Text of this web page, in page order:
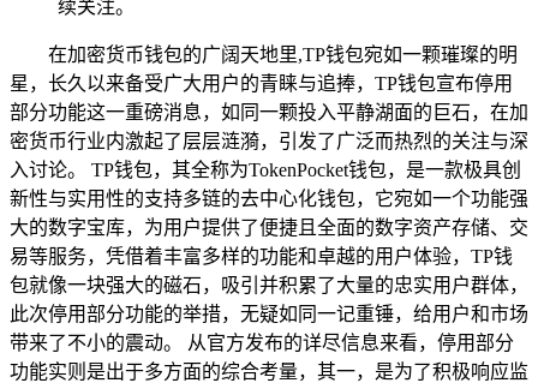
续关注。
在加密货币钱包的广阔天地里,TP钱包宛如一颗璀璨的明
星，长久以来备受广大用户的青睐与追捧，TP钱包宣布停用
部分功能这一重磅消息，如同一颗投入平静湖面的巨石，在加
密货币行业内激起了层层涟漪，引发了广泛而热烈的关注与深
入讨论。 TP钱包，其全称为TokenPocket钱包，是一款极具创
新性与实用性的支持多链的去中心化钱包，它宛如一个功能强
大的数字宝库，为用户提供了便捷且全面的数字资产存储、交
易等服务，凭借着丰富多样的功能和卓越的用户体验，TP钱
包就像一块强大的磁石，吸引并积累了大量的忠实用户群体，
此次停用部分功能的举措，无疑如同一记重锤，给用户和市场
带来了不小的震动。 从官方发布的详尽信息来看，停用部分
功能实则是出于多方面的综合考量，其一，是为了积极响应监